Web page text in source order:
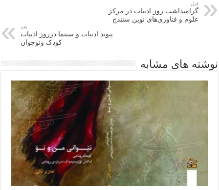
قبل
گرامیداشت روز ادبیات در مرکز
علوم و فناوری‌های نوین سنندج
بعد
پیوند ادبیات و سینما درروز ادبیات
کودک ونوجوان
نوشته های مشابه